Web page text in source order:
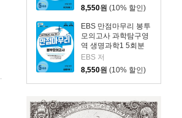
8,550원 (10% 할인)
EBS 만점마무리 봉투
모의고사 과학탐구영
역 생명과학1 5회분
(2026년)
EBS 저
8,550원 (10% 할인)